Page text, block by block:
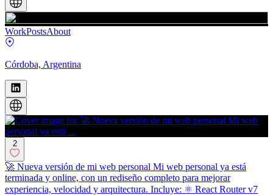
WorkPostsAbout
Córdoba, Argentina
2
🚀 Nueva versión de mi web personal Mi web personal ya está
terminada y online, con un rediseño completo para mejorar
experiencia, velocidad y arquitectura. Incluye: ⚛️ React Router v7